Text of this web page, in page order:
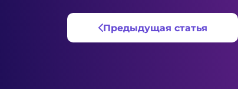
Предыдущая статья